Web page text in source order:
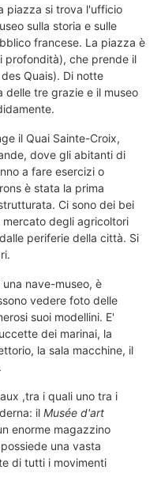
piazza si trova l'ufficio
sulla storia e sulle
francese. La piazza è
che prende il
Quais). Di notte
tre grazie e il museo
il Quai Sainte-Croix,
dove gli abitanti di
a fare esercizi o
è stata la prima
Ci sono dei bei
degli agricoltori
periferie della città. Si
nave-museo, è
vedere foto delle
suoi modellini. E'
dei marinai, la
la sala macchine, il
,tra i quali uno tra i
il Musée d'art
enorme magazzino
una vasta
di tutti i movimenti